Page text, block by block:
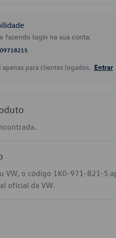
fazendo login na sua conta.
para clientes logados. Entrar
VW, o código 1K0-971-821-S
oficial da VW.